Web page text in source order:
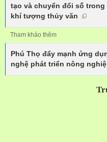
tạo và chuyển đổi số
khí tượng thủy văn
Tham khảo thêm
Phú Thọ đẩy mạnh ứng
nghệ phát triển nông